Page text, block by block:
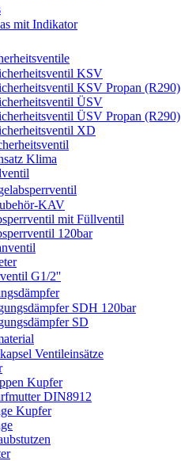
mit Indikator
KSV
KSV Propan (R290)
ÜSV
ÜSV Propan (R290)
XD
Klima
KAV
mit Füllventil
120bar
G1/2''
SDH 120bar
SD
Ventileinsätze
Kupfer
DIN8912
Kupfer